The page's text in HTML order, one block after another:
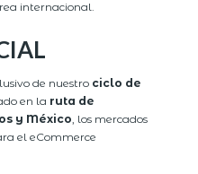
internacional.
de nuestro ciclo de
en la ruta de
y México , los mercados
el eCommerce